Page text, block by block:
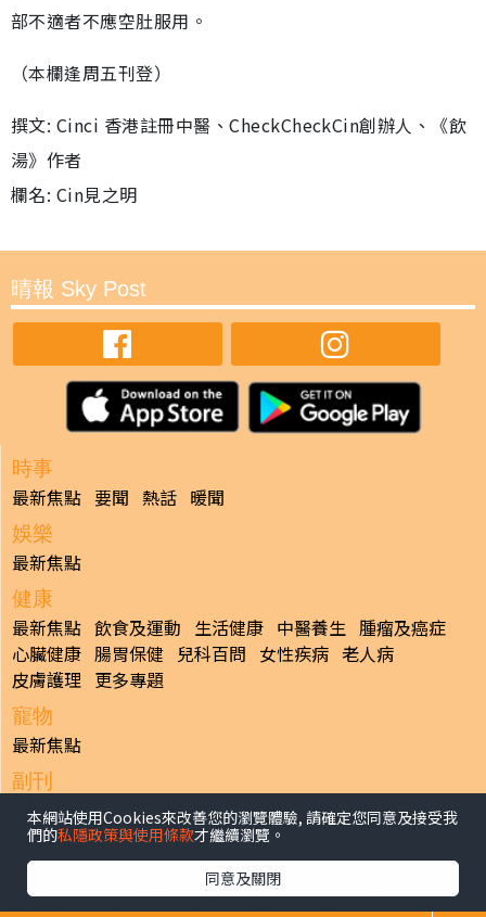
部不適者不應空肚服用。
（本欄逢周五刊登）
撰文: Cinci 香港註冊中醫、CheckCheckCin創辦人、《飲
湯》作者
欄名: Cin見之明
晴報 Sky Post
時事
最新焦點 要聞 熱話 暖聞
娛樂
最新焦點
健康
最新焦點 飲食及運動 生活健康 中醫養生 腫瘤及癌症
心臟健康 腸胃保健 兒科百問 女性疾病 老人病
皮膚護理 更多專題
寵物
最新焦點
副刊
最新焦點
日報
中國/國際
生活副刊 親子/教育 體育 專題/人物 昔日晴報
本網站使用Cookies來改善您的瀏覽體驗, 請確定您同意及接受我
們的私隱政策與使用條款才繼續瀏覽。
同意及關閉